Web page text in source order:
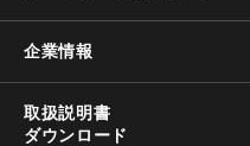
企業情報
取扱説明書
ダウンロード